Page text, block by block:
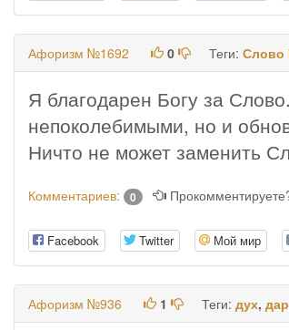
Афоризм №1692 0 Теги: Слово
Я благодарен Богу за
непоколебимыми, но и
Ничто не может заменить
Комментариев: 0
Facebook Twitter Мой мир
Афоризм №936 1 Теги: дух, дар